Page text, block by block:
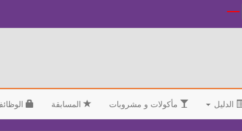
الدليل مأكولات و مشروبات المسابقة